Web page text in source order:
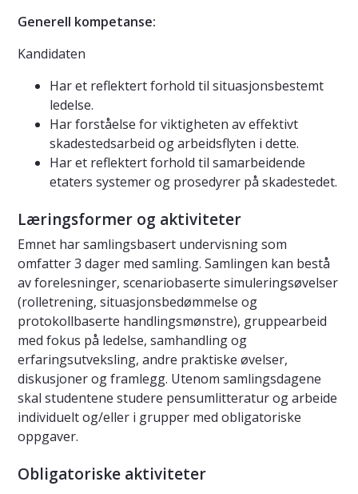
Generell kompetanse:
Kandidaten
Har et reflektert forhold til situasjonsbestemt
ledelse.
Har forståelse for viktigheten av effektivt
skadestedsarbeid og arbeidsflyten i dette.
Har et reflektert forhold til samarbeidende
etaters systemer og prosedyrer på skadestedet.
Læringsformer og aktiviteter
Emnet har samlingsbasert undervisning som
omfatter 3 dager med samling. Samlingen kan bestå
av forelesninger, scenariobaserte simuleringsøvelser
(rolletrening, situasjonsbedømmelse og
protokollbaserte handlingsmønstre), gruppearbeid
med fokus på ledelse, samhandling og
erfaringsutveksling, andre praktiske øvelser,
diskusjoner og framlegg. Utenom samlingsdagene
skal studentene studere pensumlitteratur og arbeide
individuelt og/eller i grupper med obligatoriske
oppgaver.
Obligatoriske aktiviteter